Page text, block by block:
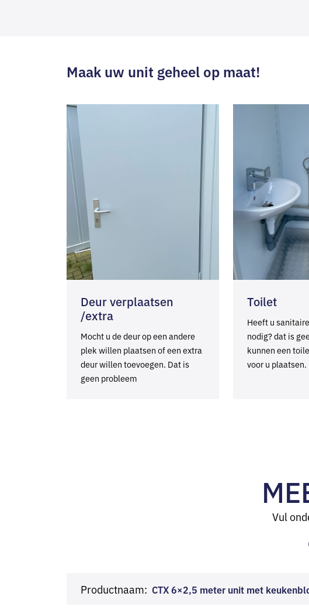
Maak uw unit geheel op maat!
Deur verplaatsen
/extra
Mocht u de deur op een andere
plek willen plaatsen of een extra
deur willen toevoegen. Dat is
geen probleem
Toilet
Heeft u
nodig? dat is
kunnen een
voor u plaatsen.
Vul
Productnaam: CTX 6×2,5 meter unit met